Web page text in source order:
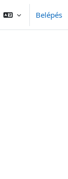
Belépés